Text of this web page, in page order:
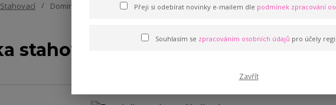
Stahovací Dominika stahovací kalhotky
stahovací kalhotky
Přeji si odebírat novinky e-mailem dle podmínek zpracování
Souhlasím se zpracováním osobních údajů pro účely
Zavřít